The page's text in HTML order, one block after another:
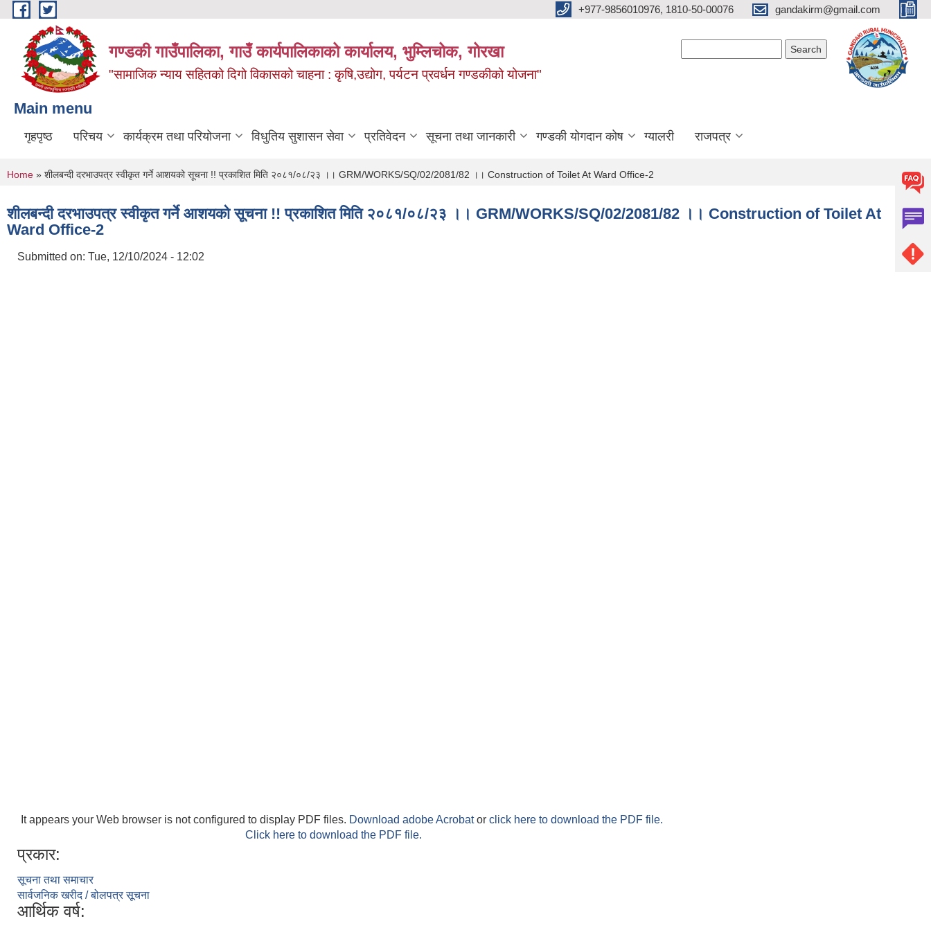
Skip to main content +977-9856010976, 1810-50-00076 gandakirm@gmail.com
गण्डकी गाउँपालिका, गाउँ कार्यपालिकाको कार्यालय, भुम्लिचोक, गोरखा
"सामाजिक न्याय सहितको दिगो विकासको चाहना : कृषि,उद्योग, पर्यटन प्रवर्धन गण्डकीको योजना"
Main menu
गृहपृष्ठ परिचय कार्यक्रम तथा परियोजना विधुतिय सुशासन सेवा प्रतिवेदन सूचना तथा जानकारी गण्डकी योगदान कोष ग्यालरी राजपत्र
You are here
Home » शीलबन्दी दरभाउपत्र स्वीकृत गर्ने आशयको सूचना !! प्रकाशित मिति २०८१/०८/२३ ।। GRM/WORKS/SQ/02/2081/82 ।। Construction of Toilet At Ward Office-2
शीलबन्दी दरभाउपत्र स्वीकृत गर्ने आशयको सूचना !! प्रकाशित मिति २०८१/०८/२३ ।। GRM/WORKS/SQ/02/2081/82 ।। Construction of Toilet At
Ward Office-2
Submitted on: Tue, 12/10/2024 - 12:02
It appears your Web browser is not configured to display PDF files. Download adobe Acrobator click here to download the PDF file.
Click here to download the PDF file.
प्रकार:
सूचना तथा समाचार
सार्वजनिक खरीद / बोलपत्र सूचना
आर्थिक वर्ष: